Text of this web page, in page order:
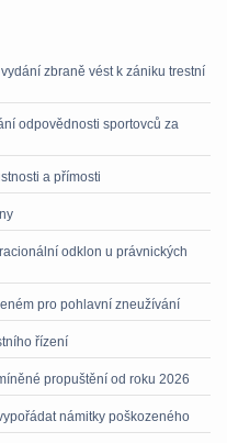
zbraně vést k zániku trestní
odpovědnosti sportovců za
a přímosti
odklon u právnických
pro pohlavní zneužívání
řízení
propuštění od roku 2026
námitky poškozeného